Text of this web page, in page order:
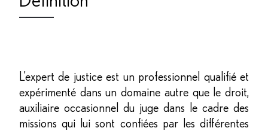
L'expert de justice est un professionnel qualifié et
expérimenté dans un domaine autre que le droit,
auxiliaire occasionnel du juge dans le cadre des
missions qui lui sont confiées par les différentes